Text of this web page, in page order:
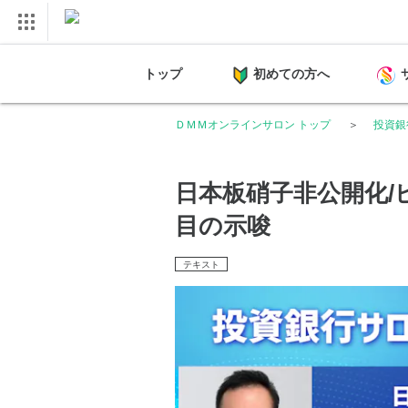
トップ 初めての方へ
ＤＭＭオンラインサロン トップ 投資
日本板硝子非公開化
目の示唆
テキスト